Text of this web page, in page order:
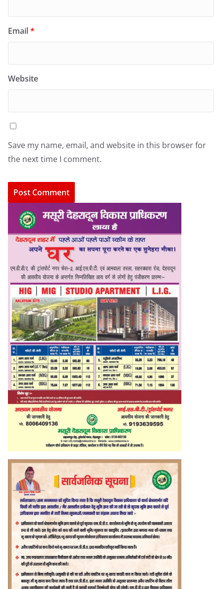
Email*
Website
Save my name, email, and website in this browser for
the next time I comment.